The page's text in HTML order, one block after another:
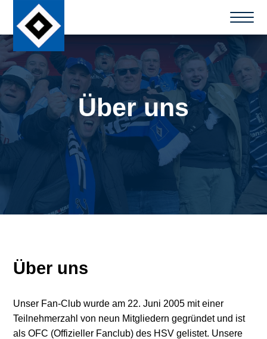
Über uns
Über uns
Unser Fan-Club wurde am 22. Juni 2005 mit einer
Teilnehmerzahl von neun Mitgliedern gegründet und ist
als OFC (Offizieller Fanclub) des HSV gelistet. Unsere